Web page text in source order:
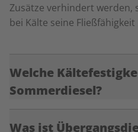
Zusätze verhindert werden,
bei Kälte seine
Welche
Sommerdiesel?
Was ist